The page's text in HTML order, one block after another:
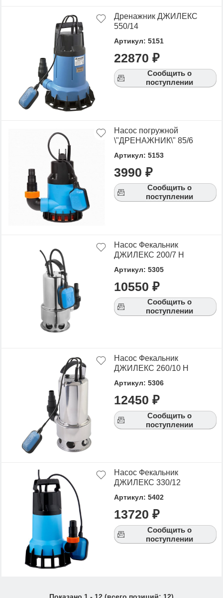
Дренажник ДЖИЛЕКС
550/14
Артикул: 5151
22870 ₽
Сообщить о
поступлении
Насос погружной
\"ДРЕНАЖНИК\" 85/6
Артикул: 5153
3990 ₽
Сообщить о
поступлении
Насос Фекальник
ДЖИЛЕКС 200/7 Н
Артикул: 5305
10550 ₽
Сообщить о
поступлении
Насос Фекальник
ДЖИЛЕКС 260/10 Н
Артикул: 5306
12450 ₽
Сообщить о
поступлении
Насос Фекальник
ДЖИЛЕКС 330/12
Артикул: 5402
13720 ₽
Сообщить о
поступлении